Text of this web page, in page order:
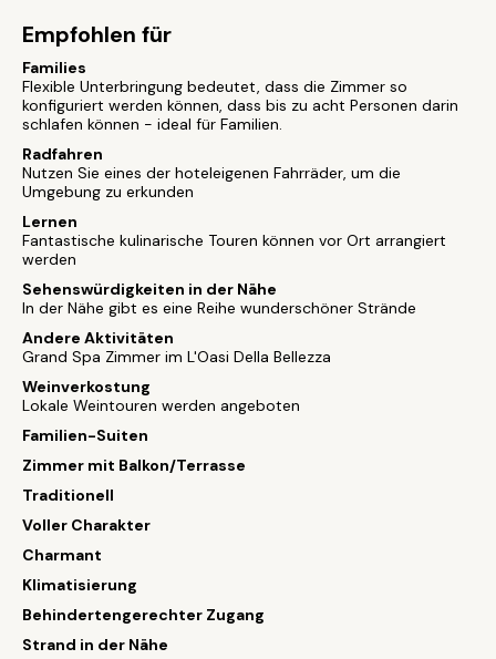
Empfohlen für
Families
Flexible Unterbringung bedeutet, dass die Zimmer so
konfiguriert werden können, dass bis zu acht Personen darin
schlafen können - ideal für Familien.
Radfahren
Nutzen Sie eines der hoteleigenen Fahrräder, um die
Umgebung zu erkunden
Lernen
Fantastische kulinarische Touren können vor Ort arrangiert
werden
Sehenswürdigkeiten in der Nähe
In der Nähe gibt es eine Reihe wunderschöner Strände
Andere Aktivitäten
Grand Spa Zimmer im L'Oasi Della Bellezza
Weinverkostung
Lokale Weintouren werden angeboten
Familien-Suiten
Zimmer mit Balkon/Terrasse
Traditionell
Voller Charakter
Charmant
Klimatisierung
Behindertengerechter Zugang
Strand in der Nähe